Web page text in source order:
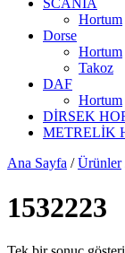
SCANİA
Hortum
Dorse
Hortum
Takoz
DAF
Hortum
DİRSEK
METRELİK
Ana Sayfa /Ürünler
1532223